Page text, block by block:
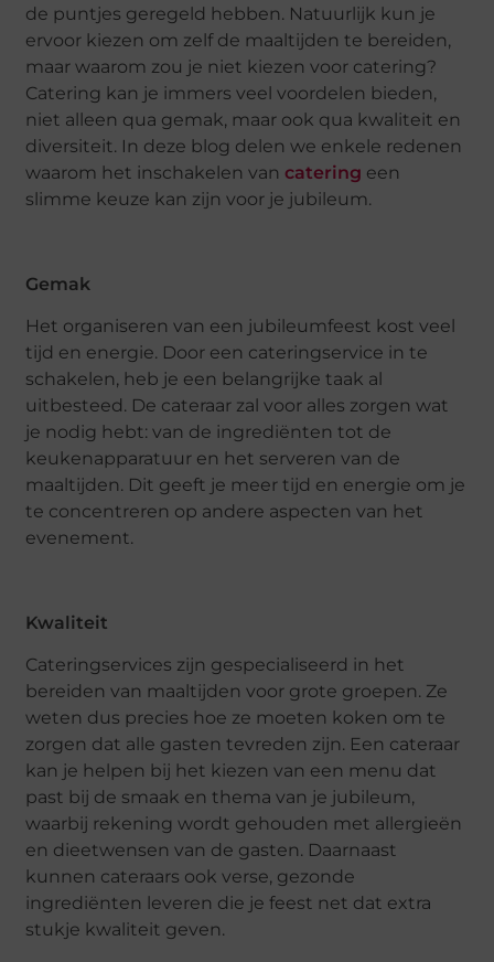
de puntjes geregeld hebben. Natuurlijk kun je
ervoor kiezen om zelf de maaltijden te bereiden,
maar waarom zou je niet kiezen voor catering?
Catering kan je immers veel voordelen bieden,
niet alleen qua gemak, maar ook qua kwaliteit en
diversiteit. In deze blog delen we enkele redenen
waarom het inschakelen vancatering een
slimme keuze kan zijn voor je jubileum.
Gemak
Het organiseren van een jubileumfeest kost veel
tijd en energie. Door een cateringservice in te
schakelen, heb je een belangrijke taak al
uitbesteed. De cateraar zal voor alles zorgen wat
je nodig hebt: van de ingrediënten tot de
keukenapparatuur en het serveren van de
maaltijden. Dit geeft je meer tijd en energie om je
te concentreren op andere aspecten van het
evenement.
Kwaliteit
Cateringservices zijn gespecialiseerd in het
bereiden van maaltijden voor grote groepen. Ze
weten dus precies hoe ze moeten koken om te
zorgen dat alle gasten tevreden zijn. Een cateraar
kan je helpen bij het kiezen van een menu dat
past bij de smaak en thema van je jubileum,
waarbij rekening wordt gehouden met allergieën
en dieetwensen van de gasten. Daarnaast
kunnen cateraars ook verse, gezonde
ingrediënten leveren die je feest net dat extra
stukje kwaliteit geven.